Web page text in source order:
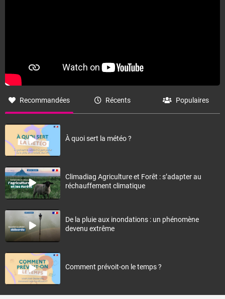
Recommandées Récents Populaires
À quoi sert la météo ?
Climadiag Agriculture et Forêt : s’adapter au
réchauffement climatique
De la pluie aux inondations : un phénomène
devenu extrême
Comment prévoit-on le temps ?